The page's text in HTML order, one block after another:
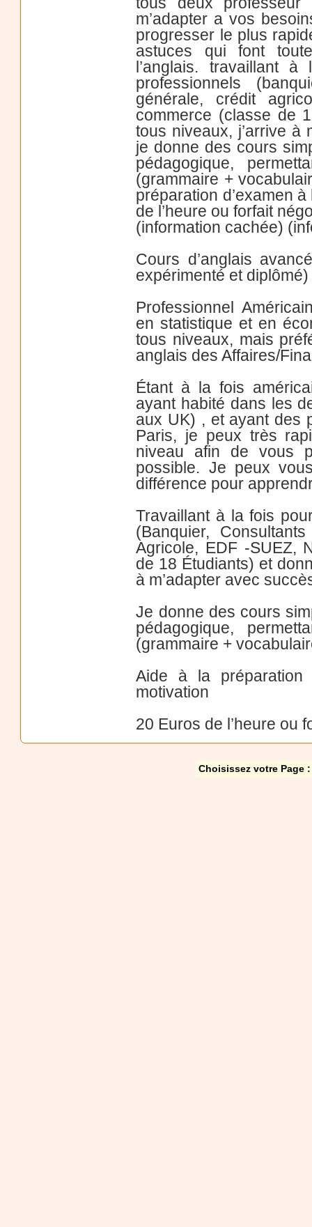
m’adapter a vos
progresser le plus
astuces qui font
l’anglais. travaillant
professionnels
générale, crédit
commerce (classe de
tous niveaux, j’arrive à
je donne des cours
pédagogique,
(grammaire +
préparation d’examen
de l’heure ou forfait
(information cachée)
Cours d’anglais
expérimenté et
Professionnel
en statistique et en
tous niveaux, mais
anglais des Affaires/
Étant à la fois
ayant habité dans les
aux UK) , et ayant des
Paris, je peux très
niveau afin de vous
possible. Je peux
différence pour
Travaillant à la fois
(Banquier,
Agricole, EDF -SUEZ,
de 18 Étudiants) et
à m’adapter avec
Je donne des cours
pédagogique,
(grammaire +
Aide à la préparation
motivation
20 Euros de l’heure ou
Choisissez votre Page :